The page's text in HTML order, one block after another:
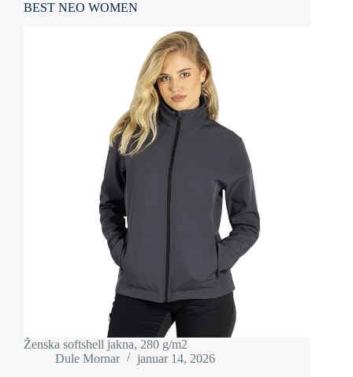
BEST NEO WOMEN
Ženska softshell jakna, 280 g/m2
Dule Mornar
januar 14, 2026